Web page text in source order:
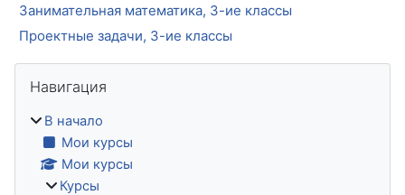
Занимательная математика, 3-ие классы
Проектные задачи, 3-ие классы
Блоки
Навигация
В начало
Мои курсы
Мои курсы
Курсы